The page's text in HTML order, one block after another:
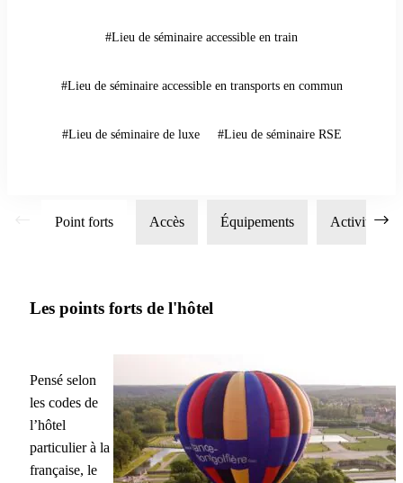
#Lieu de séminaire accessible en train
#Lieu de séminaire accessible en transports en commun
#Lieu de séminaire de luxe #Lieu de séminaire RSE
Point forts Accès Équipements Activités
Les points forts de l'hôtel
Pensé selon
les codes de
l’hôtel
particulier à la
française, le